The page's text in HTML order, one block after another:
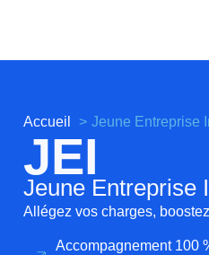
Accueil Jeune Entreprise
JEI
Jeune Entreprise
Allégez vos charges,
Accompagnement 100